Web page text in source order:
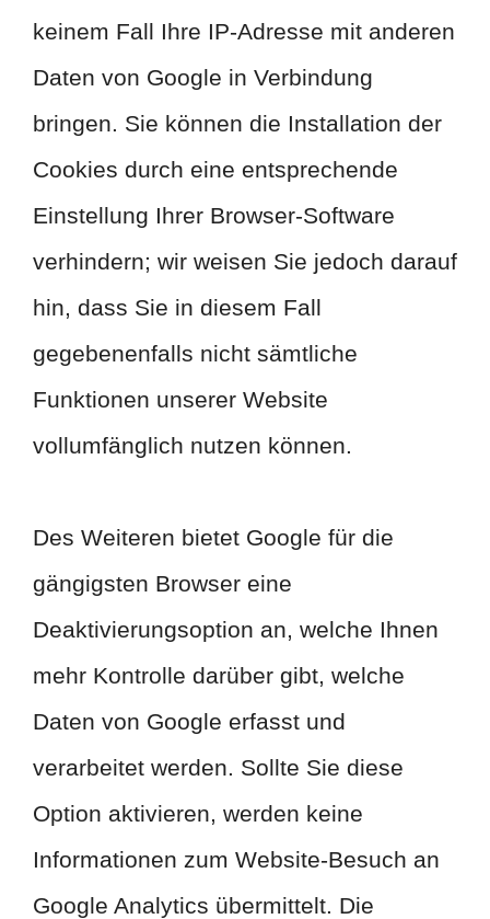
keinem Fall Ihre IP-Adresse mit anderen
Daten von Google in Verbindung
bringen. Sie können die Installation der
Cookies durch eine entsprechende
Einstellung Ihrer Browser-Software
verhindern; wir weisen Sie jedoch darauf
hin, dass Sie in diesem Fall
gegebenenfalls nicht sämtliche
Funktionen unserer Website
vollumfänglich nutzen können.
Des Weiteren bietet Google für die
gängigsten Browser eine
Deaktivierungsoption an, welche Ihnen
mehr Kontrolle darüber gibt, welche
Daten von Google erfasst und
verarbeitet werden. Sollte Sie diese
Option aktivieren, werden keine
Informationen zum Website-Besuch an
Google Analytics übermittelt. Die